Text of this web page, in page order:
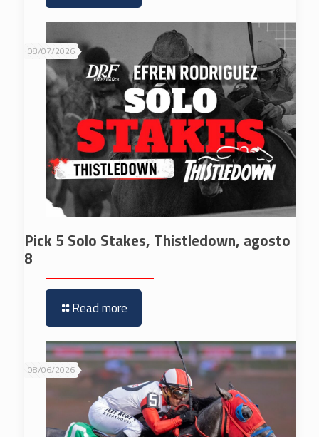
08/07/2026
Pick 5 Solo Stakes, Thistledown, agosto
8
Read more
08/06/2026